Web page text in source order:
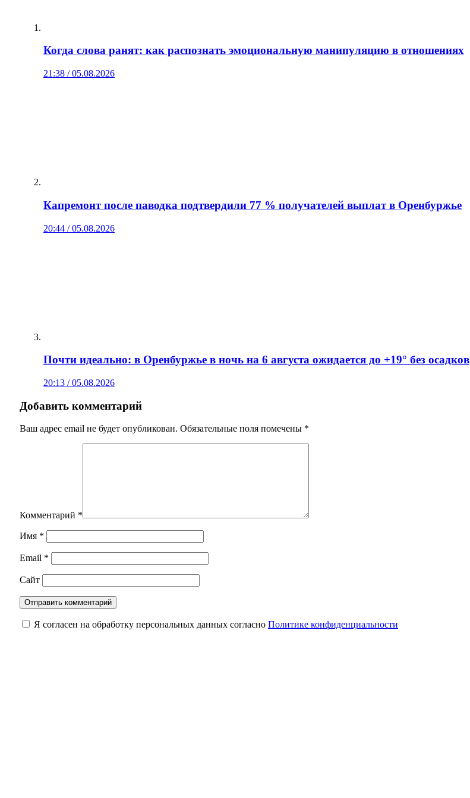
Когда слова ранят: как распознать эмоциональную манипуляцию в отношениях
21:38 / 05.08.2026
Капремонт после паводка подтвердили 77 % получателей выплат в Оренбуржье
20:44 / 05.08.2026
Почти идеально: в Оренбуржье в ночь на 6 августа ожидается до +19° без осадков
20:13 / 05.08.2026
Добавить комментарий
Ваш адрес email не будет опубликован. Обязательные поля помечены *
Комментарий *
Имя *
Email *
Сайт
Я согласен на обработку персональных данных согласно Политике конфиденциальности